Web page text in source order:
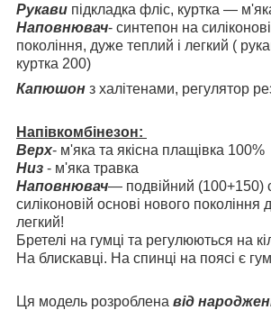
Рукави підкладка фліс, куртка —
Наповнювач- синтепон на
покоління, дуже теплий і легкий (
куртка 200)
Капюшон з халітенами, регулятор
Напівкомбінезон:
Верх- м'яка та якісна плащівка 100%
Низ - м'яка травка
Наповнювач— подвійний (100+150)
силіконовій основі нового покоління
легкий!
Бретелі на гумці та регулюються на
На блискавці. На спинці на поясі є
Ця модель розроблена від